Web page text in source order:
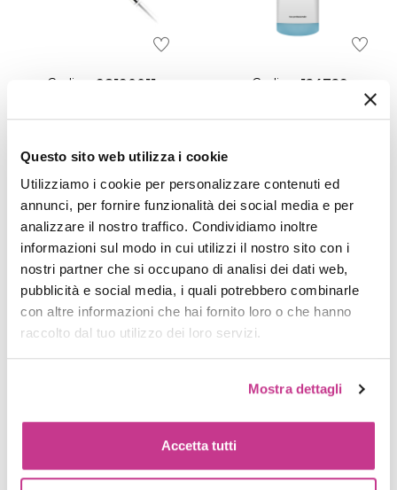
Questo sito web utilizza i cookie
Utilizziamo i cookie per personalizzare contenuti ed
annunci, per fornire funzionalità dei social media e per
analizzare il nostro traffico. Condividiamo inoltre
informazioni sul modo in cui utilizzi il nostro sito con i
nostri partner che si occupano di analisi dei dati web,
pubblicità e social media, i quali potrebbero combinarle
con altre informazioni che hai fornito loro o che hanno
raccolto dal tuo utilizzo dei loro servizi.
Mostra dettagli
Accetta tutti
Codice: 98190011
AGGIUNGI AL
CARRELLO
Codice: 124729
CARRELLO
Antisept 250ml Solvente Profumato 250ml